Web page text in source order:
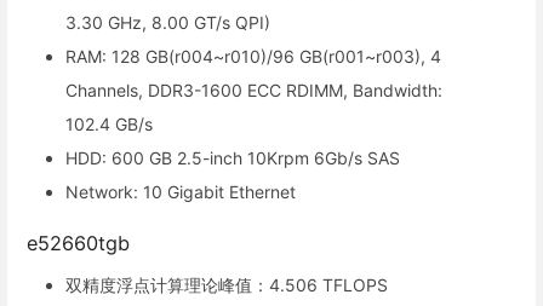
3.30 GHz, 8.00 GT/s QPI)
RAM: 128 GB(r004~r010)/96 GB(r001~r003), 4
Channels, DDR3-1600 ECC RDIMM, Bandwidth:
102.4 GB/s
HDD: 600 GB 2.5-inch 10Krpm 6Gb/s SAS
Network: 10 Gigabit Ethernet
e52660tgb
双精度浮点计算理论峰值：4.506 TFLOPS